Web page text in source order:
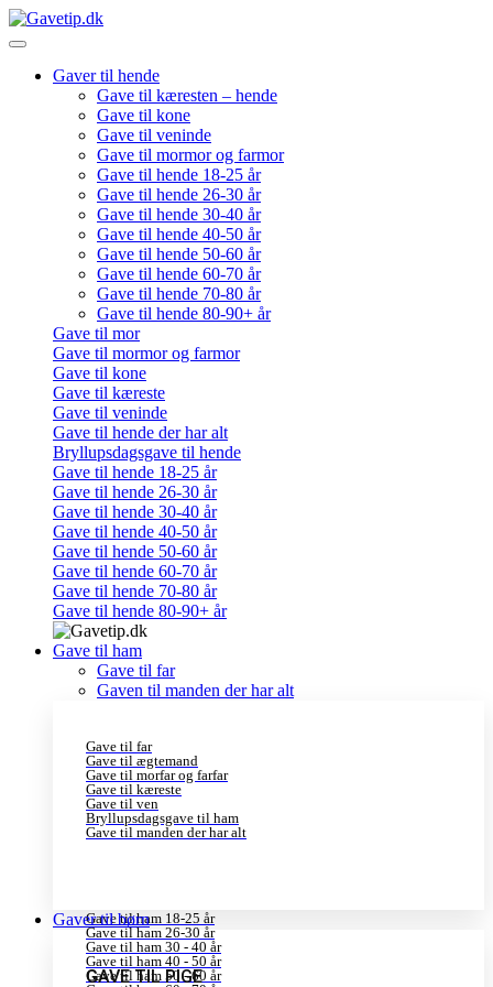
Gaver til hende
Gave til kæresten – hende
Gave til kone
Gave til veninde
Gave til mormor og farmor
Gave til hende 18-25 år
Gave til hende 26-30 år
Gave til hende 30-40 år
Gave til hende 40-50 år
Gave til hende 50-60 år
Gave til hende 60-70 år
Gave til hende 70-80 år
Gave til hende 80-90+ år
Gave til mor
Gave til mormor og farmor
Gave til kone
Gave til kæreste
Gave til veninde
Gave til hende der har alt
Bryllupsdagsgave til hende
Gave til hende 18-25 år
Gave til hende 26-30 år
Gave til hende 30-40 år
Gave til hende 40-50 år
Gave til hende 50-60 år
Gave til hende 60-70 år
Gave til hende 70-80 år
Gave til hende 80-90+ år
Gave til ham
Gave til far
Gaven til manden der har alt
Gave til far
Gave til ægtemand
Gave til morfar og farfar
Gave til kæreste
Gave til ven
Bryllupsdagsgave til ham
Gave til manden der har alt
Gave til ham 18-25 år
Gave til ham 26-30 år
Gave til ham 30 - 40 år
Gave til ham 40 - 50 år
Gave til ham 50 - 60 år
Gaver til børn
GAVE TIL PIGE